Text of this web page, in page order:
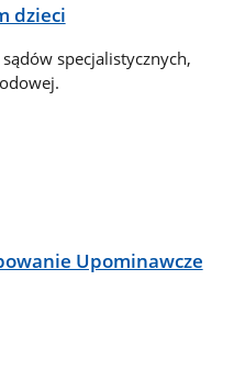
dzieci
specjalistycznych,
Upominawcze